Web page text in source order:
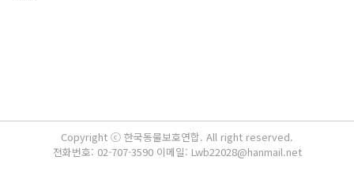
Copyright ⓒ 한국동물보호연합. All right reserved.
전화번호: 02-707-3590 이메일: Lwb22028@hanmail.net